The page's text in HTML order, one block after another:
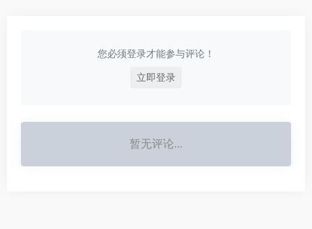
您必须登录才能参与评论！
立即登录
暂无评论...